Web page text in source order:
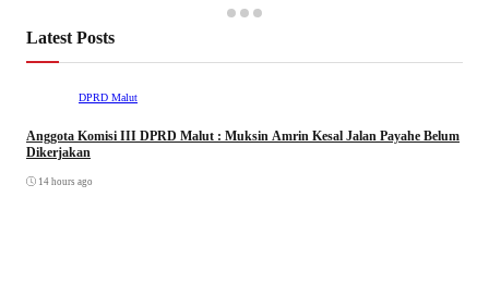
Latest Posts
DPRD Malut
Anggota Komisi III DPRD Malut : Muksin Amrin Kesal Jalan Payahe Belum
Dikerjakan
14 hours ago